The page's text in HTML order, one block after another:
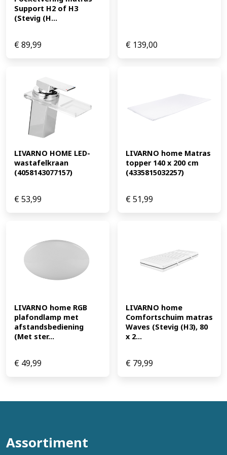
Support H2 of H3
(Stevig (H...
€89,99 € 139,00
LIVARNO HOME LED-
wastafelkraan
(4058143077157)
€53,99
LIVARNO home Matras
topper 140 x 200 cm
(4335815032257)
€51,99
LIVARNO home RGB
plafondlamp met
afstandsbediening
(Met ster...
€ 49,99
LIVARNO home
Comfortschuim matras
Waves (Stevig (H3), 80
x 2...
€ 79,99
Assortiment